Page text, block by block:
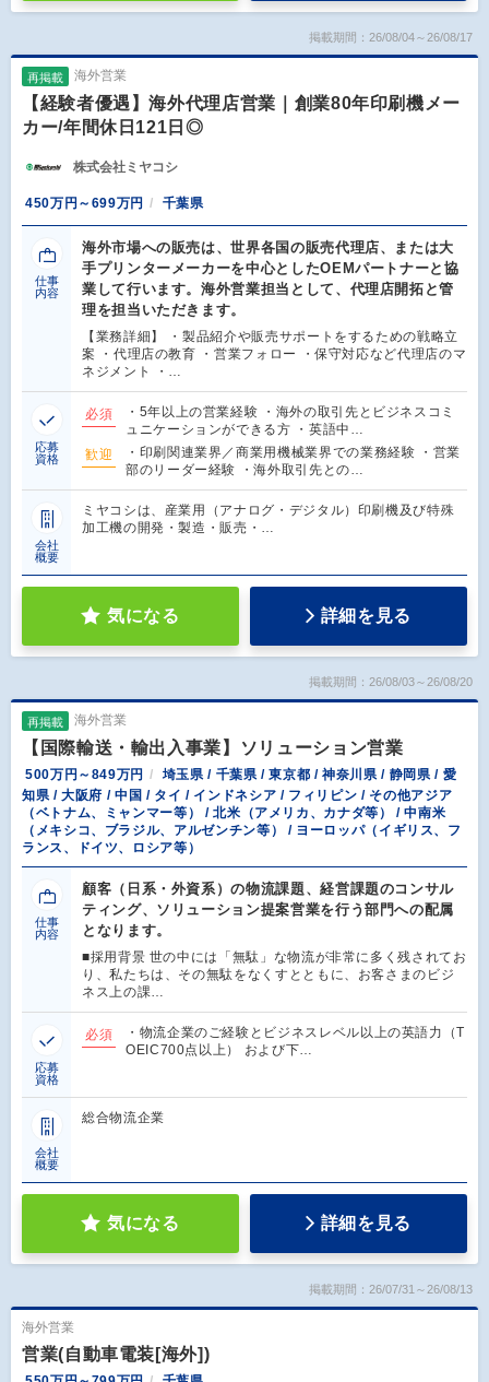
掲載期間：26/08/04～26/08/17
再掲載 海外営業
【経験者優遇】海外代理店営業｜創業80年印刷機メー
カー/年間休日121日◎
株式会社ミヤコシ
450万円～699万円 千葉県
仕事
内容
海外市場への販売は、世界各国の販売代理店、または大
手プリンターメーカーを中心としたOEMパートナーと協
業して行います。海外営業担当として、代理店開拓と管
理を担当いただきます。
【業務詳細】 ・製品紹介や販売サポートをするための戦略立
案 ・代理店の教育 ・営業フォロー ・保守対応など代理店のマ
ネジメント ・…
応募
資格
必須
・5年以上の営業経験 ・海外の取引先とビジネスコミ
ュニケーションができる方 ・英語中…
歓迎
・印刷関連業界／商業用機械業界での業務経験 ・営業
部のリーダー経験 ・海外取引先との…
会社
概要
ミヤコシは、産業用（アナログ・デジタル）印刷機及び特殊
加工機の開発・製造・販売・…
気になる 詳細を見る
掲載期間：26/08/03～26/08/20
再掲載 海外営業
【国際輸送・輸出入事業】ソリューション営業
500万円～849万円
埼玉県 / 千葉県 / 東京都 / 神奈川県 / 静岡県 / 愛
知県 / 大阪府 / 中国 / タイ / インドネシア / フィリピン / その他アジア
（ベトナム、ミャンマー等） / 北米（アメリカ、カナダ等） / 中南米
（メキシコ、ブラジル、アルゼンチン等） / ヨーロッパ（イギリス、フ
ランス、ドイツ、ロシア等）
仕事
内容
顧客（日系・外資系）の物流課題、経営課題のコンサル
ティング、ソリューション提案営業を行う部門への配属
となります。
■採用背景 世の中には「無駄」な物流が非常に多く残されてお
り、私たちは、その無駄をなくすとともに、お客さまのビジ
ネス上の課…
応募
資格
必須
・物流企業のご経験とビジネスレベル以上の英語力（T
OEIC700点以上） および下…
会社
概要
総合物流企業
気になる 詳細を見る
掲載期間：26/07/31～26/08/13
海外営業
営業(自動車電装[海外])